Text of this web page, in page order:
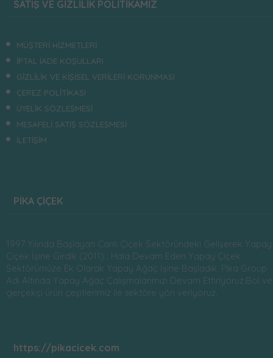
SATIŞ VE GİZLİLİK POLİTİKAMIZ
MÜŞTERİ HİZMETLERİ
İPTAL İADE KOŞULLARI
GİZLİLİK VE KİŞİSEL VERİLERİ KORUNMASI
ÇEREZ POLİTİKASI
ÜYELİK SÖZLEŞMESİ
MESAFELİ SATIŞ SÖZLEŞMESİ
İLETİŞİM
PİKA ÇİÇEK
1997 Yılında Başlayan Canlı Çiçek Sektöründeki Gelişerek Yapay
Çiçek İşine Girdik (2011) . Hala Devam Eden Yapay Çiçek
Sektörümüze Ek Olarak Yapay Ağaç İşine Başladık. Pika Group
Adı Altında Yapay Ağaç Çalışmalarımızı Devam Ettiriyoruz.Bol ve
gerçekçi ürün çeşitlerimiz ile sektöre yön veriyoruz.
https://pikacicek.com